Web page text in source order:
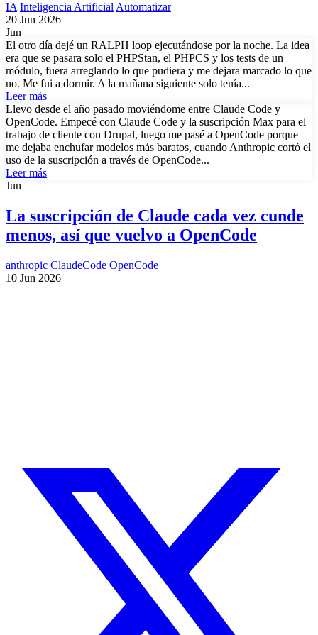
IA Inteligencia ArtificialAutomatizar
20 Jun 2026
Jun
El otro día dejé un RALPH loop ejecutándose por la noche. La idea
era que se pasara solo el PHPStan, el PHPCS y los tests de un
módulo, fuera arreglando lo que pudiera y me dejara marcado lo que
no. Me fui a dormir. A la mañana siguiente solo tenía...
Leer más
Llevo desde el año pasado moviéndome entre Claude Code y
OpenCode. Empecé con Claude Code y la suscripción Max para el
trabajo de cliente con Drupal, luego me pasé a OpenCode porque
me dejaba enchufar modelos más baratos, cuando Anthropic cortó el
uso de la suscripción a través de OpenCode...
Leer más
Jun
La suscripción de Claude cada vez cunde
menos, así que vuelvo a OpenCode
anthropic ClaudeCode OpenCode
10 Jun 2026